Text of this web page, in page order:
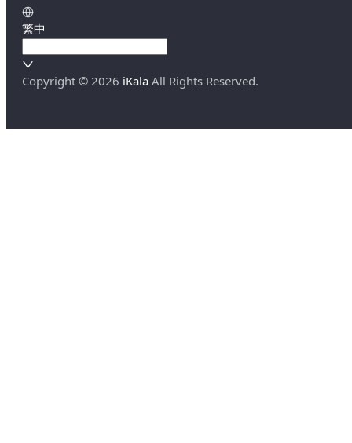
繁中
Copyright © 2026 iKala All Rights Reserved.